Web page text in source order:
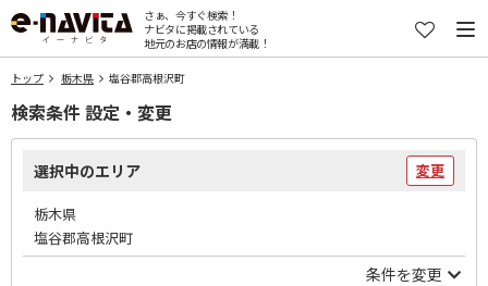
さぁ、今すぐ検索！
ナビタに掲載されている
地元のお店の情報が満載！
トップ 栃木県 塩谷郡高根沢町
検索条件 設定・変更
選択中のエリア 変更
栃木県
塩谷郡高根沢町
条件を変更